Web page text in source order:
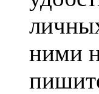
ними